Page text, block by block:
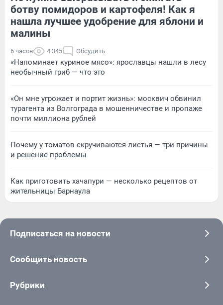
ботву помидоров и картофеля! Как я
нашла лучшее удобрение для яблони и
малины
6 часов 4 345 Обсудить
«Напоминает куриное мясо»: ярославцы нашли в лесу
необычный гриб — что это
«Он мне угрожает и портит жизнь»: москвич обвинил
турагента из Волгограда в мошенничестве и пропаже
почти миллиона рублей
Почему у томатов скручиваются листья — три причины
и решение проблемы
Как приготовить хачапури — несколько рецептов от
жительницы Барнаула
Подписаться на новости
Сообщить новость
Рубрики